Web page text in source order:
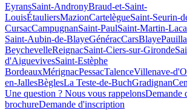
EyransSaint-AndronyBraud-et-Saint-
LouisÉtauliersMazionCartelègueSaint-Seurin-
CursacCampugnanSaint-PaulSaint-Martin-
Saint-Aubin-de-BlayeGénéracCarsBlaye
BeychevelleReignacSaint-Ciers-sur-Gironde
d'AiguevivesSaint-Estèphe
BordeauxMérignacPessacTalenceVillenave-
en-JallesBèglesLa Teste-de-BuchGradignan
Une question ? Nous vous rappelonsDemande
brochureDemande d'inscription